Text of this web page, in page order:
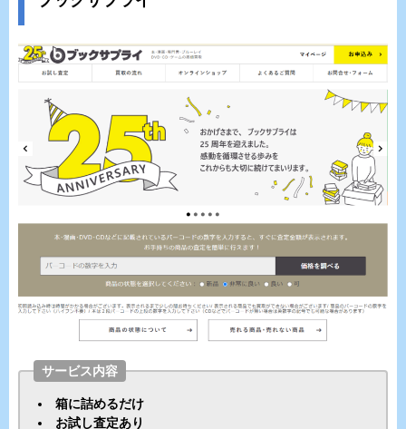
サービス内容
箱に詰めるだけ
お試し査定あり